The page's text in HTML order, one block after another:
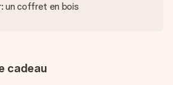
un coffret en bois
cadeau